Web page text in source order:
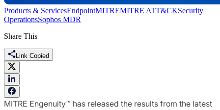
Products & ServicesEndpointMITREMITRE ATT&CKSecurity
OperationsSophos MDR
Share This
Link Copied
MITRE Engenuity™ has released the results from the latest